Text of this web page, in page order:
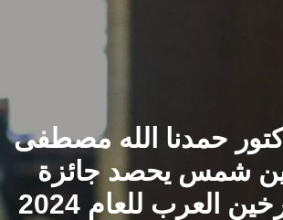
الشئون الأكاديمية
البحث العلمي
حمدنا الله مصطفى
شمس يحصد جائزة
اتحاد المؤرخين العرب للعام 2024